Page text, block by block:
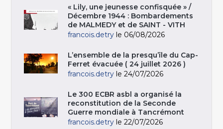
« Lily, une jeunesse confisquée » /
Décembre 1944 : Bombardements
de MALMEDY et de SAINT - VITH
francois.detry le 06/08/2026
L’ensemble de la presqu’île du Cap-
Ferret évacuée ( 24 juillet 2026 )
francois.detry le 24/07/2026
Le 300 ECBR asbl a organisé la
reconstitution de la Seconde
Guerre mondiale à Tancrémont
francois.detry le 22/07/2026